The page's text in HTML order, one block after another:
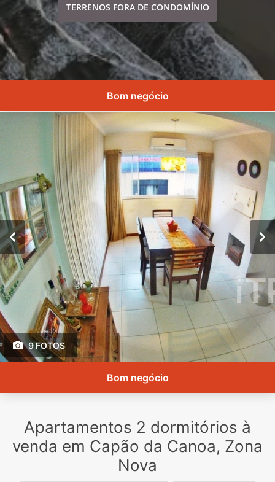
TERRENOS FORA DE CONDOMÍNIO
Bom negócio
9 FOTOS
Bom negócio
Apartamentos 2 dormitórios à
venda em Capão da Canoa, Zona
Nova